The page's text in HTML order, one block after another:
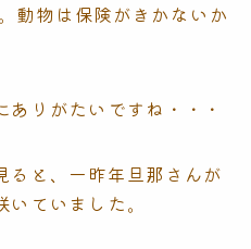
動物は保険がきかないか
りがたいですね・・・
ると、一昨年旦那さんが
ていました。